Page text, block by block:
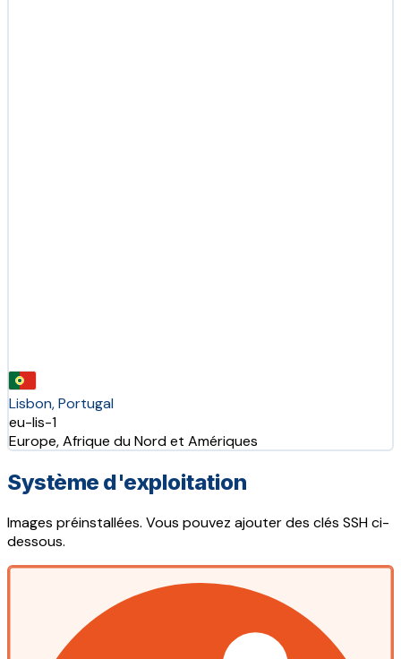
Lisbon, Portugal
eu-lis-1
Europe, Afrique du Nord et Amériques
Système d'exploitation
Images préinstallées. Vous pouvez ajouter des clés SSH ci-
dessous.